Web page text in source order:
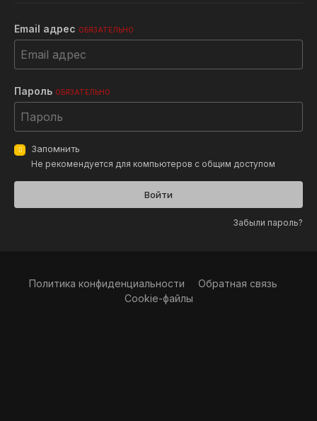
Email адрес ОБЯЗАТЕЛЬНО
Пароль ОБЯЗАТЕЛЬНО
Запомнить
Не рекомендуется для компьютеров с общим доступом
Войти
Забыли пароль?
Политика конфиденциальности
Обратная связь
Cookie-файлы